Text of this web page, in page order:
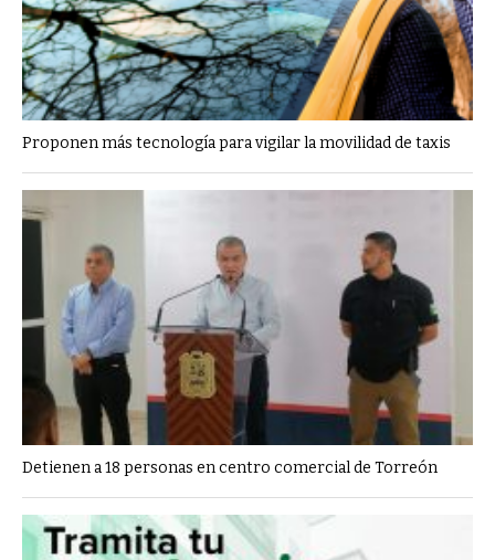
Proponen más tecnología para vigilar la movilidad de taxis
Detienen a 18 personas en centro comercial de Torreón